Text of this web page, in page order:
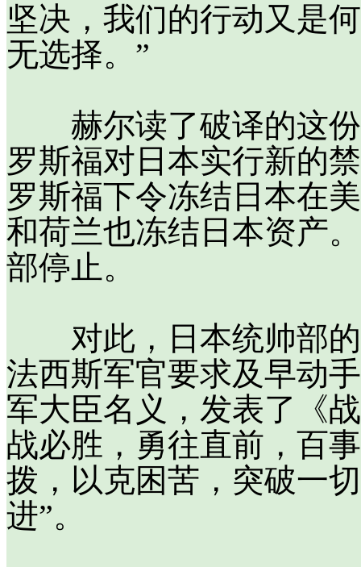
坚决，我们的行动又是
无选择。”
赫尔读了破译的这份
罗斯福对日本实行新的
罗斯福下令冻结日本在
和荷兰也冻结日本资产
部停止。
对此，日本统帅部的
法西斯军官要求及早动
军大臣名义，发表了《
战必胜，勇往直前，百
拨，以克困苦，突破一
进”。